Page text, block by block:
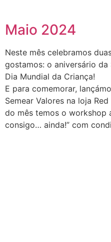
Maio 2024
Neste mês celebramos
gostamos: o aniversário da
Dia Mundial da Criança!
E para comemorar,
Semear Valores na loja
do mês temos o workshop
consigo… ainda!” com